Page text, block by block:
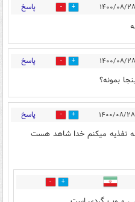
0 پاسخ
7 پاسخ
بمونه؟
3 پاسخ
تفذیه میکنم خدا شاهد هست
1